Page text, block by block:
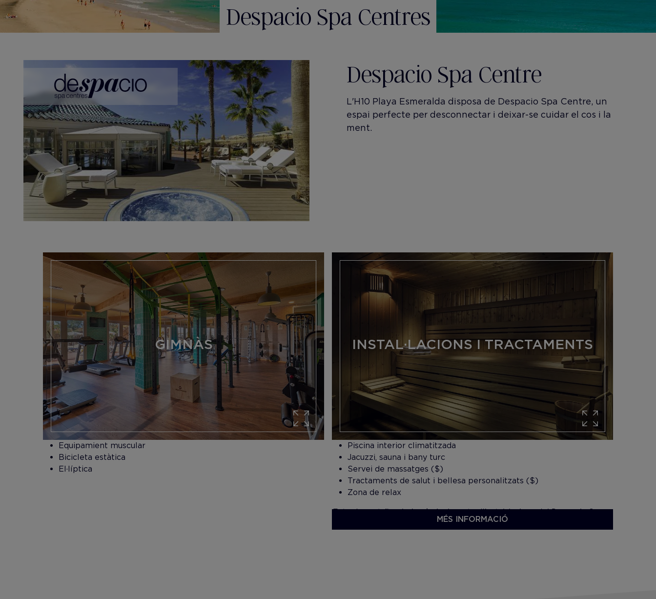
Despacio Spa Centres
Despacio Spa Centre
L'H10 Playa Esmeralda disposa de Despacio Spa Centre, un
espai perfecte per desconnectar i deixar-se cuidar el cos i la
ment.
GIMNÀS
​Equipamient muscular
Bicicleta estàtica
El·líptica
INSTAL·LACIONS I TRACTAMENTS
Piscina interior climatitzada
Jacuzzi, sauna i bany turc
Servei de massatges ($)
Tractaments de salut i bellesa personalitzats ($)
Zona de relax
Entrada gratuïta al gimnàs i a la resta d'instal•lacions del Despacio Spa
Centre. Els tractaments i els serveis de massatge són de pagament.
MÉS INFORMACIÓ